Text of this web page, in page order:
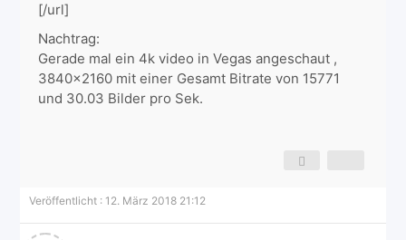
[/url]
Nachtrag:
Gerade mal ein 4k video in Vegas angeschaut ,
3840x2160 mit einer Gesamt Bitrate von 15771
und 30.03 Bilder pro Sek.
Veröffentlicht : 12. März 2018 21:12